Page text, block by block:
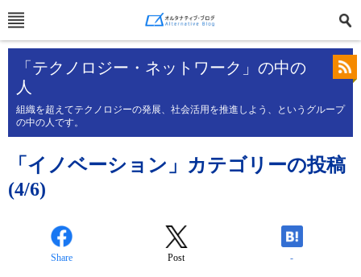
「テクノロジー・ネットワーク」の中の
人
組織を超えてテクノロジーの発展、社会活用を推進しよう、というグループ
の中の人です。
「イノベーション」カテゴリーの投稿
(4/6)
Share Post -